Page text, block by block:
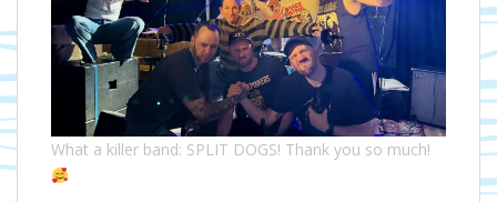
What a killer band: SPLIT DOGS! Thank you so much!